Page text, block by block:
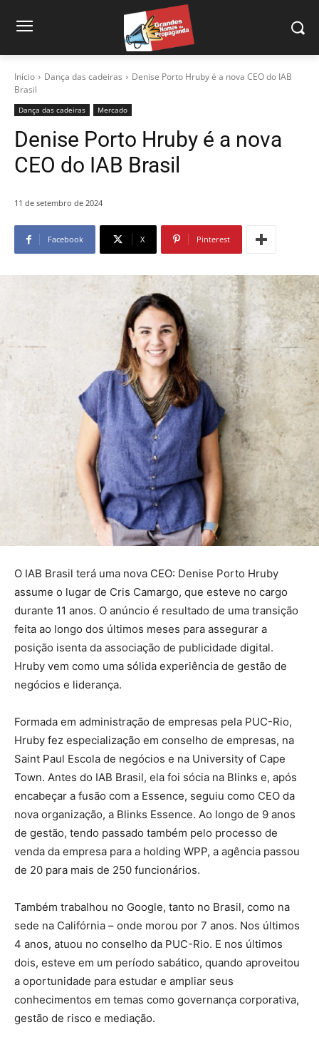
Início Dança das cadeiras
Denise Porto Hruby é a nova CEO do IAB
Brasil
Dança das cadeiras Mercado
Denise Porto Hruby é a nova
CEO do IAB Brasil
11 de setembro de 2024
Facebook X Pinterest
O IAB Brasil terá uma nova CEO: Denise Porto Hruby
assume o lugar de Cris Camargo, que esteve no cargo
durante 11 anos. O anúncio é resultado de uma transição
feita ao longo dos últimos meses para assegurar a
posição isenta da associação de publicidade digital.
Hruby vem como uma sólida experiência de gestão de
negócios e liderança.
Formada em administração de empresas pela PUC-Rio,
Hruby fez especialização em conselho de empresas, na
Saint Paul Escola de negócios e na University of Cape
Town. Antes do IAB Brasil, ela foi sócia na Blinks e, após
encabeçar a fusão com a Essence, seguiu como CEO da
nova organização, a Blinks Essence. Ao longo de 9 anos
de gestão, tendo passado também pelo processo de
venda da empresa para a holding WPP, a agência passou
de 20 para mais de 250 funcionários.
Também trabalhou no Google, tanto no Brasil, como na
sede na Califórnia – onde morou por 7 anos. Nos últimos
4 anos, atuou no conselho da PUC-Rio. E nos últimos
dois, esteve em um período sabático, quando aproveitou
a oportunidade para estudar e ampliar seus
conhecimentos em temas como governança corporativa,
gestão de risco e mediação.